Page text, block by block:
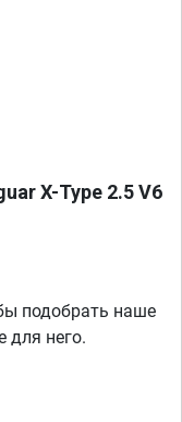
X-Type 2.5 V6
подобрать наше
для него.